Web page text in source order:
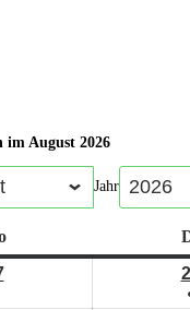
im August 2026
Jahr